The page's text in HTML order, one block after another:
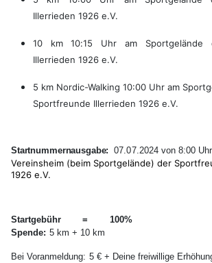
Illerrieden 1926 e.V.
10 km10:15 Uhr am Sportgelände
Illerrieden 1926 e.V.
5 km Nordic-Walking 10:00 Uhr am
Sportfreunde Illerrieden 1926 e.V.
Startnummernausgabe: 07.07.2024 von 8:00 Uhr
Vereinsheim (beim Sportgelände) der
1926 e.V.
Startgebühr = 100%
Spende: 5 km + 10 km
Bei Voranmeldung: 5 € + Deine freiwillige